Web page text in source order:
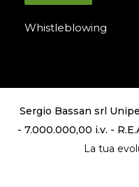
Whistleblowing
Sergio Bassan srl
- 7.000.000,00 i.v. -
La tua